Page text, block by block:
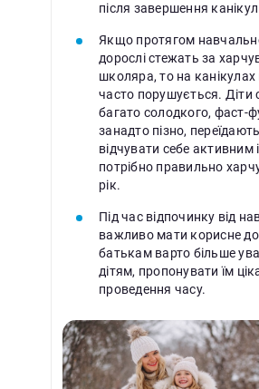
після завершення
Якщо протягом
дорослі стежать за
школяра, то на
часто порушується.
багато солодкого, фаст-
занадто пізно,
відчувати себе активним
потрібно правильно
рік.
Під час відпочинку від
важливо мати корисне
батькам варто більше
дітям, пропонувати їм
проведення часу.